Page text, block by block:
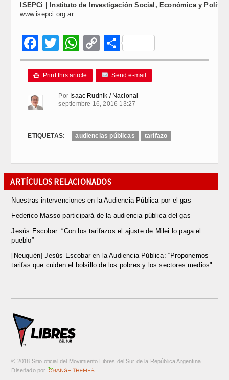
ISEPCi | Instituto de Investigación Social, Económica y
www.isepci.org.ar
Facebook
Twitter
WhatsApp
Copy
Link
Compartir
 Print this article Send e-mail
Por Isaac Rudnik / Nacional
septiembre 16, 2016 13:27
ETIQUETAS: audiencias públicas tarifazo
ARTÍCULOS RELACIONADOS
Nuestras intervenciones en la Audiencia Pública por el gas
Federico Masso participará de la audiencia pública del gas
Jesús Escobar: “Con los tarifazos el ajuste de Milei lo paga el
pueblo”
[Neuquén] Jesús Escobar en la Audiencia Pública: “Proponemos
tarifas que cuiden el bolsillo de los pobres y los sectores medios"
© 2018 Sitio oficial del Movimiento Libres del Sur de la República Argentina
Diseñado por